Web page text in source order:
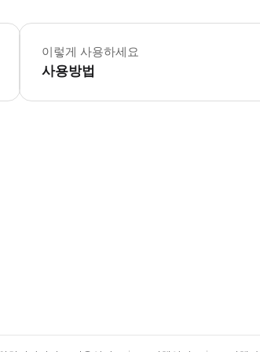
▶ 꼭 알아두세요 * 현장에서 반려동물은 입장할 수
이렇게 사용하세요
사용방법